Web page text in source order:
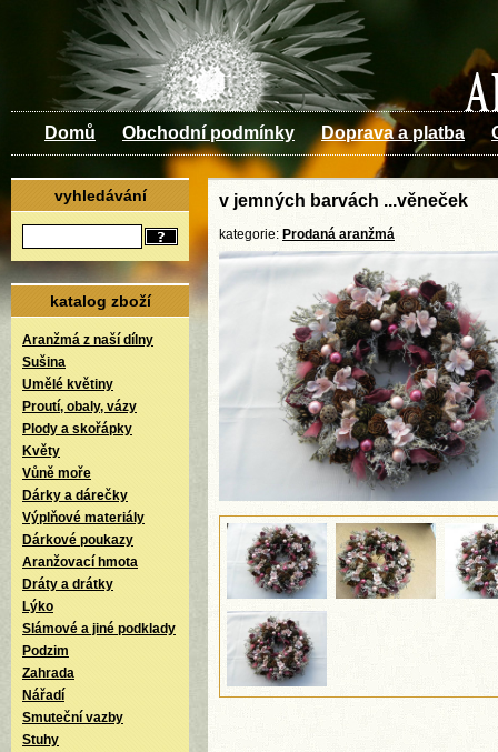
Domů Obchodní podmínky Doprava a platba
vyhledávání
katalog zboží
Aranžmá z naší dílny
Sušina
Umělé květiny
Proutí, obaly, vázy
Plody a skořápky
Květy
Vůně moře
Dárky a dárečky
Výplňové materiály
Dárkové poukazy
Aranžovací hmota
Dráty a drátky
Lýko
Slámové a jiné podklady
Podzim
Zahrada
Nářadí
Smuteční vazby
Stuhy
v jemných barvách ...věneček
kategorie: Prodaná aranžmá